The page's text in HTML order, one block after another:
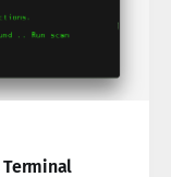
Terminal